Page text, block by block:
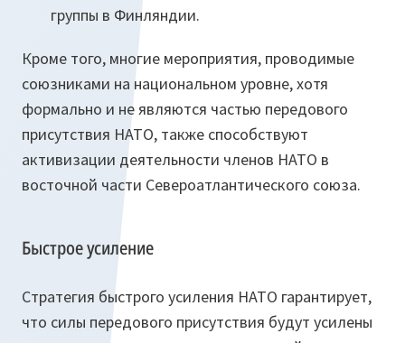
группы в Финляндии.
Кроме того, многие мероприятия, проводимые
союзниками на национальном уровне, хотя
формально и не являются частью передового
присутствия НАТО, также способствуют
активизации деятельности членов НАТО в
восточной части Североатлантического союза.
Быстрое усиление
Стратегия быстрого усиления НАТО гарантирует,
что силы передового присутствия будут усилены